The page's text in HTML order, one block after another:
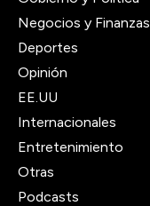
Negocios y Finanzas
Deportes
Opinión
EE.UU
Internacionales
Entretenimiento
Otras
Podcasts